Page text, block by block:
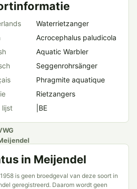
Waterrietzanger
Acrocephalus paludicola
Aquatic Warbler
Seggenrohrsänger
Phragmite aquatique
Rietzangers
lijst
|BE
in Meijendel
is geen broedgeval van deze soort in
geregistreerd. Daarom wordt geen